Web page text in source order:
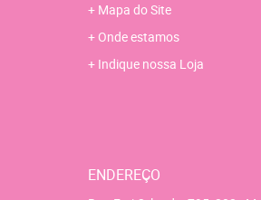
Mapa do Site
Onde estamos
Indique nossa Loja
ENDEREÇO